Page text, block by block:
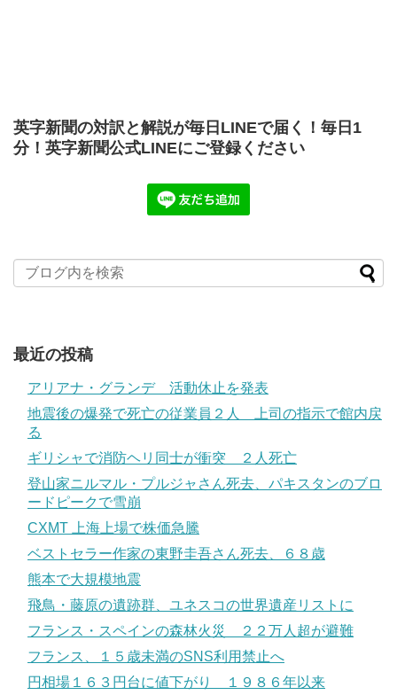
英字新聞の対訳と解説が毎日LINEで届く！毎日1
分！英字新聞公式LINEにご登録ください
最近の投稿
アリアナ・グランデ 活動休止を発表
地震後の爆発で死亡の従業員２人 上司の指示で館内戻
る
ギリシャで消防ヘリ同士が衝突 ２人死亡
登山家ニルマル・プルジャさん死去、パキスタンのブロ
ードピークで雪崩
CXMT 上海上場で株価急騰
ベストセラー作家の東野圭吾さん死去、６８歳
熊本で大規模地震
飛鳥・藤原の遺跡群、ユネスコの世界遺産リストに
フランス・スペインの森林火災 ２２万人超が避難
フランス、１５歳未満のSNS利用禁止へ
円相場１６３円台に値下がり １９８６年以来